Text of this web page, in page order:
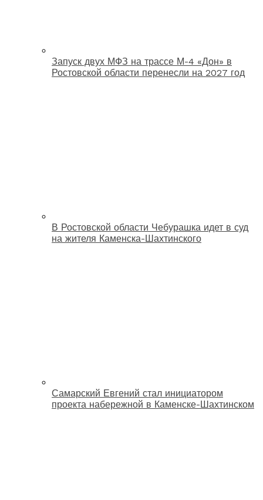
Запуск двух МФЗ на трассе М-4 «Дон» в
Ростовской области перенесли на 2027 год
В Ростовской области Чебурашка идет в суд
на жителя Каменска-Шахтинского
Самарский Евгений стал инициатором
проекта набережной в Каменске-Шахтинском